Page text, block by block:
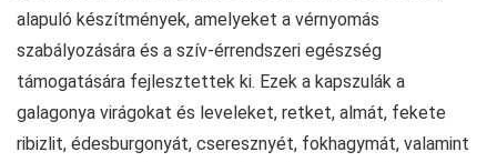
alapuló készítmények, amelyeket a vérnyomás
szabályozására és a szív-érrendszeri egészség
támogatására fejlesztettek ki. Ezek a kapszulák a
galagonya virágokat és leveleket, retket, almát, fekete
ribizlit, édesburgonyát, cseresznyét, fokhagymát, valamint